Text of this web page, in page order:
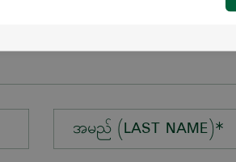
အမည် (LAST NAME)*